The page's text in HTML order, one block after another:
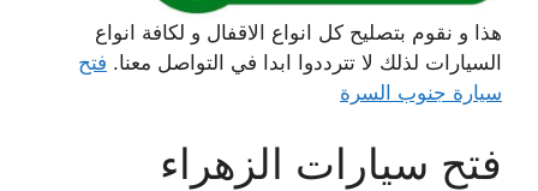
هذا و نقوم بتصليح كل انواع الاقفال و لكافة انواع
السيارات لذلك لا تترددوا ابدا في التواصل معنا. فتح
سيارة جنوب السرة
فتح سيارات الزهراء